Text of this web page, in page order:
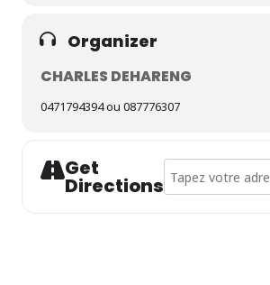
Organizer
CHARLES DEHARENG
0471794394 ou 087776307
Get
Directions
Address -